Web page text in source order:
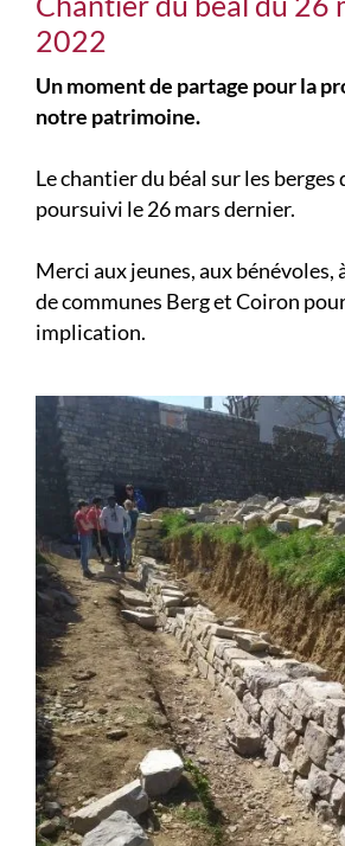
2022
Un moment de partage pour la
notre patrimoine.
Le chantier du béal sur les berges
poursuivi le 26 mars dernier.
Merci aux jeunes, aux bénévoles,
de communes Berg et Coiron
implication.